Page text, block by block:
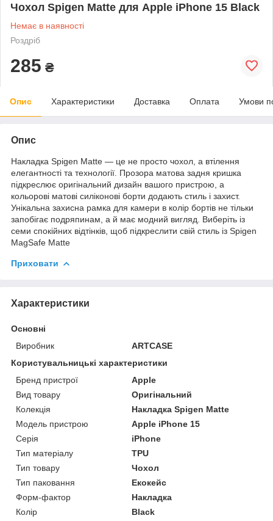
Чохол Spigen Matte для Apple iPhone 15 Black
Немає в наявності
Роздріб
285 ₴
Опис Характеристики Доставка Оплата Умови
Опис
Накладка Spigen Matte — це не просто чохол, а втілення
елегантності та технології. Прозора матова задня кришка
підкреслює оригінальний дизайн вашого пристрою, а
кольорові матові силіконові борти додають стиль і захист.
Унікальна захисна рамка для камери в колір бортів не тільки
запобігає подряпинам, а й має модний вигляд. Виберіть із
семи спокійних відтінків, щоб підкреслити свій стиль із Spigen
MagSafe Matte
Приховати
Характеристики
Основні
Виробник
ARTCASE
Користувальницькі характеристики
Бренд пристрої
Apple
Вид товару
Оригінальний
Колекція
Накладка Spigen Matte
Модель пристрою
Apple iPhone 15
Серія
iPhone
Тип матеріалу
TPU
Тип товару
Чохол
Тип паковання
Екокейс
Форм-фактор
Накладка
Колір
Black